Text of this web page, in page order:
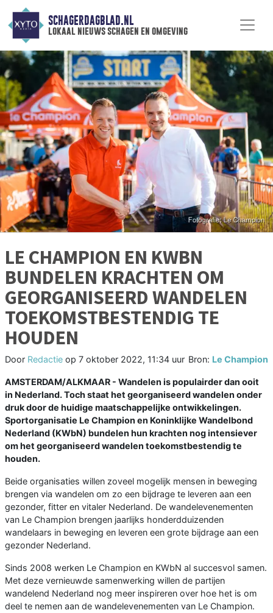
SCHAGERDAGBLAD.NL
lokaal nieuws schagen en omgeving
LE CHAMPION EN KWBN
BUNDELEN KRACHTEN OM
GEORGANISEERD WANDELEN
TOEKOMSTBESTENDIG TE
HOUDEN
Door Redactie op 7 oktober 2022, 11:34 uur Bron: Le Champion
AMSTERDAM/ALKMAAR - Wandelen is populairder dan ooit
in Nederland. Toch staat het georganiseerd wandelen onder
druk door de huidige maatschappelijke ontwikkelingen.
Sportorganisatie Le Champion en Koninklijke Wandelbond
Nederland (KWbN) bundelen hun krachten nog intensiever
om het georganiseerd wandelen toekomstbestendig te
houden.
Beide organisaties willen zoveel mogelijk mensen in beweging
brengen via wandelen om zo een bijdrage te leveren aan een
gezonder, fitter en vitaler Nederland. De wandelevenementen
van Le Champion brengen jaarlijks honderdduizenden
wandelaars in beweging en leveren een grote bijdrage aan een
gezonder Nederland.
Sinds 2008 werken Le Champion en KWbN al succesvol samen.
Met deze vernieuwde samenwerking willen de partijen
wandelend Nederland nog meer inspireren over hoe het is om
deel te nemen aan de wandelevenementen van Le Champion.